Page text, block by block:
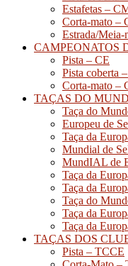
Estafetas –
Corta-mato –
Estrada/
CAMPEONATOS
Pista – CE
Pista coberta
Corta-mato –
TAÇAS DO
Taça do
Europeu de
Taça da
Mundial de
MundIAL de
Taça da
Taça da
Taça do
Taça da
Taça da
TAÇAS DOS
Pista – TCCE